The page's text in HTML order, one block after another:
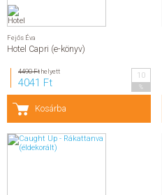
Fejős Éva
Hotel Capri (e-könyv)
4490 Fthelyett
4041 Ft
10
Kosárba